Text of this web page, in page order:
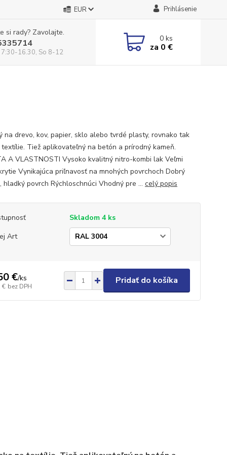
EUR Prihlásenie
si rady? Zavolajte.
7:30-16.30, So 8-12
0ks
za 0 €
na drevo, kov, papier, sklo alebo tvrdé plasty, rovnako tak
textílie. Tiež aplikovateľný na betón a prírodný kameň.
A VLASTNOSTI Vysoko kvalitný nitro-kombi lak Veľmi
Vynikajúca priľnavosť na mnohých povrchoch Dobrý
hladký povrch Rýchloschnúci Vhodný pre ... celý popis
Skladom 4 ks
Art
€/ks
€ bez DPH
Pridať do košíka